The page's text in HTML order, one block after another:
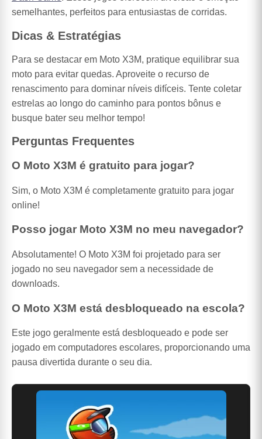
semelhantes, perfeitos para entusiastas de corridas.
Dicas & Estratégias
Para se destacar em Moto X3M, pratique equilibrar sua
moto para evitar quedas. Aproveite o recurso de
renascimento para dominar níveis difíceis. Tente coletar
estrelas ao longo do caminho para pontos bônus e
busque bater seu melhor tempo!
Perguntas Frequentes
O Moto X3M é gratuito para jogar?
Sim, o Moto X3M é completamente gratuito para jogar
online!
Posso jogar Moto X3M no meu navegador?
Absolutamente! O Moto X3M foi projetado para ser
jogado no seu navegador sem a necessidade de
downloads.
O Moto X3M está desbloqueado na escola?
Este jogo geralmente está desbloqueado e pode ser
jogado em computadores escolares, proporcionando uma
pausa divertida durante o seu dia.